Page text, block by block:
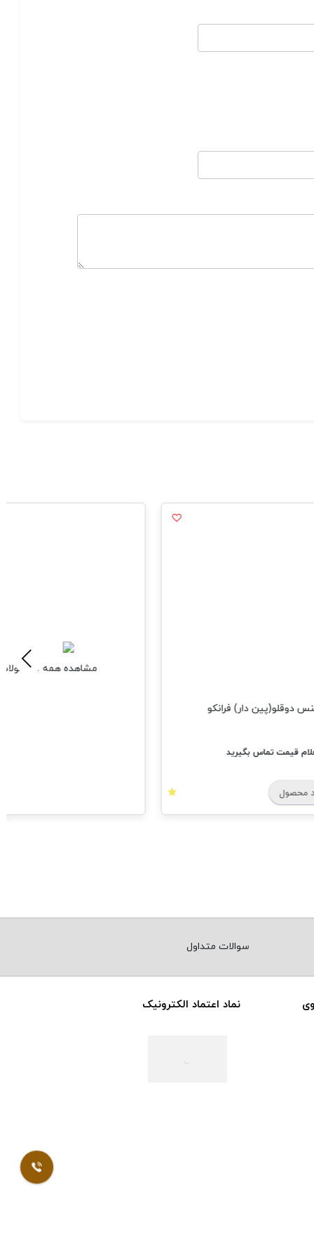
دوقلو(پین دار) فرانکو
قیمت تماس بگیرید
محصول
مشاهده همه
سوالات متداول
نماد اعتماد الکترونیک